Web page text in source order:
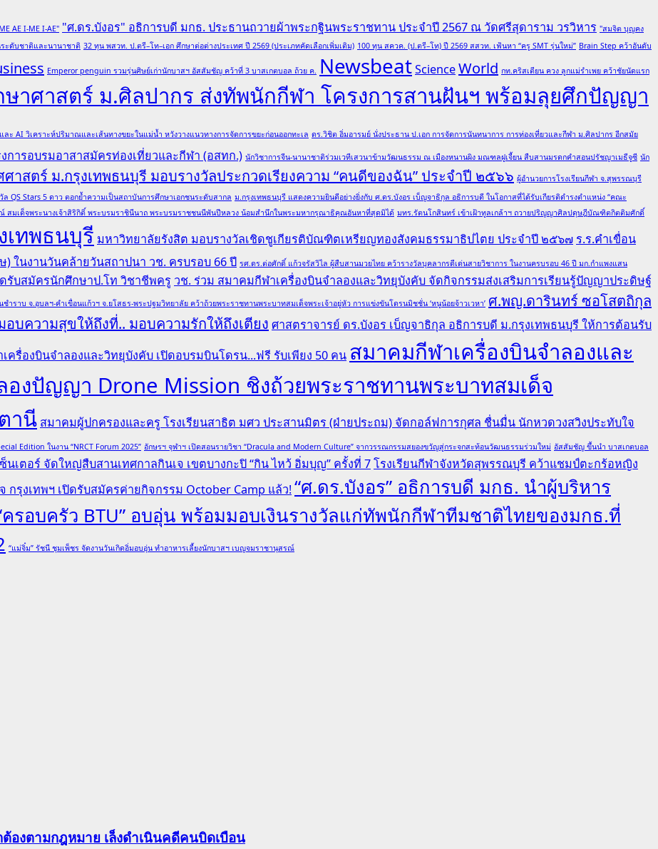
AE I-ME I-AE" "ศ.ดร.บังอร" อธิการบดี มกธ. ประธานถวายผ้าพระกฐินพระราชทาน ประจำปี 2567 ณ วัดศรีสุดาราม วรวิหาร "สมจิต บุญคง
ระดับชาติและนานาชาติ 32 ทุน พสวท. ป.ตรี–โท–เอก ศึกษาต่อต่างประเทศ ปี 2569 (ประเภทคัดเลือกเพิ่มเติม) 100 ทุน สควค. (ป.ตรี–โท) ปี 2569 สสวท. เฟ้นหา “ครู SMT รุ่นใหม่” Brain Step คว้าอันดับ
Emperor penguin รวมรุ่นศิษย์เก่านักบาสฯ อัสสัมชัญ คว้าที่ 3 บาสเกตบอล ถ้วย ค. NewsbeatScienceWorld กท.คริสเตียน ควง ลูกแม่รำเพย คว้าชัยนัดแรก
าศาสตร์ ม.ศิลปากร ส่งทัพนักกีฬา โครงการสานฝันฯ พร้อมลุยศึกปัญญา
ะ AI วิเคราะห์ปริมาณและเส้นทางขยะในแม่น้ำ หวังวางแนวทางการจัดการขยะก่อนออกทะเล ดร.วิชิต อิ่มอารมย์ นั่งประธาน ป.เอก การจัดการนันทนาการ การท่องเที่ยวและกีฬา ม.ศิลปากร อีกสมัย
การอบรมอาสาสมัครท่องเที่ยวและกีฬา (อสทก.) นักวิชาการจีน-นานาชาติร่วมเวทีเสวนาข้ามวัฒนธรรม ณ เมืองหนานผิง มณฑลฝูเจี้ยน สืบสานมรดกคำสอนปรัชญาเมธีจูซี นัก
ศาสตร์ ม.กรุงเทพธนบุรี มอบรางวัลประกวดเรียงความ “คนดีของฉัน” ประจำปี ๒๕๖๖ ผู้อำนวยการโรงเรียนกีฬา จ.สุพรรณบุรี
ล QS Stars 5 ดาว ตอกย้ำความเป็นสถาบันการศึกษาเอกชนระดับสากล ม.กรุงเทพธนบุรี แสดงความยินดีอย่างยิ่งกับ ศ.ดร.บังอร เบ็ญจาธิกุล อธิการบดี ในโอกาสที่ได้รับเกียรติดำรงตำแหน่ง “คณะ
สมเด็จพระนางเจ้าสิริกิติ์ พระบรมราชินีนาถ พระบรมราชชนนีพันปีหลวง น้อมสำนึกในพระมหากรุณาธิคุณอันหาที่สุดมิได้ มทร.รัตนโกสินทร์ เข้าเฝ้าทูลเกล้าฯ ถวายปริญญาศิลปดุษฎีบัณฑิตกิตติมศักดิ์
เทพธนบุรี มหาวิทยาลัยรังสิต มอบรางวัลเชิดชูเกียรติบัณฑิตเหรียญทองสังคมธรรมาธิปไตย ประจำปี ๒๕๖๗ ร.ร.คำเขื่อน
ในงานวันคล้ายวันสถาปนา วช. ครบรอบ 66 ปี รศ.ดร.ต่อศักดิ์ แก้วจรัสวิไล ผู้สืบสานมวยไทย คว้ารางวัลบุคลากรดีเด่นสายวิชาการ ในงานครบรอบ 46 ปี มก.กำแพงแสน
รับสมัครนักศึกษาป.โท วิชาชีพครู วช. ร่วม สมาคมกีฬาเครื่องบินจำลองและวิทยุบังคับ จัดกิจกรรมส่งเสริมการเรียนรู้ปัญญาประดิษฐ์
ชำราบ จ.อุบลฯ-คำเขื่อนแก้วฯ จ.ยโสธร-พระปฐมวิทยาลัย คว้าถ้วยพระราชทานพระบาทสมเด็จพระเจ้าอยู่หัว การแข่งขันโดรนมิชชั่น ‘หนูน้อยจ้าวเวหา’ ศ.พญ.ดารินทร์ ซอโสตถิกุล
อบความสุขให้ถึงที่.. มอบความรักให้ถึงเตียง ศาสตราจารย์ ดร.บังอร เบ็ญจาธิกุล อธิการบดี ม.กรุงเทพธนบุรี ให้การต้อนรับ
เครื่องบินจำลองและวิทยุบังคับ เปิดอบรมบินโดรน...ฟรี รับเพียง 50 คน สมาคมกีฬาเครื่องบินจำลองและ
งปัญญา Drone Mission ชิงถ้วยพระราชทานพระบาทสมเด็จ
านี สมาคมผู้ปกครองและครู โรงเรียนสาธิต มศว ประสานมิตร (ฝ่ายประถม) จัดกอล์ฟการกุศล ชื่นมื่น นักหวดวงสวิงประทับใจ
Edition ในงาน “NRCT Forum 2025” อักษรฯ จุฬาฯ เปิดสอนรายวิชา “Dracula and Modern Culture” จากวรรณกรรมสยองขวัญสู่กระจกสะท้อนวัฒนธรรมร่วมใหม่ อัสสัมชัญ ขึ้นนำ บาสเกตบอล
นเตอร์ จัดใหญ่สืบสานเทศกาลกินเจ เขตบางกะปิ “กิน ไหว้ อิ่มบุญ” ครั้งที่ 7โรงเรียนกีฬาจังหวัดสุพรรณบุรี คว้าแชมป์ตะกร้อหญิง
กรุงเทพฯ เปิดรับสมัครค่ายกิจกรรม October Camp แล้ว!“ศ.ดร.บังอร” อธิการบดี มกธ. นำผู้บริหาร
อบครัว BTU” อบอุ่น พร้อมมอบเงินรางวัลแก่ทัพนักกีฬาทีมชาติไทยของมกธ.ที่
“แม่จิ๋ม” รัชนี ชุมเพ็ชร จัดงานวันเกิดอิ่มอบอุ่น ทำอาหารเลี้ยงนักบาสฯ เบญจมราชานุสรณ์
องตามกฎหมาย เล็งดำเนินคดีคนบิดเบือน